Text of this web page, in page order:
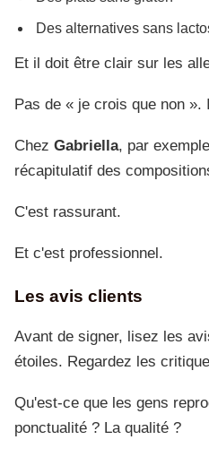
Des alternatives sans
Et il doit être clair sur les
Pas de « je crois que non ».
Chez Gabriella, par
récapitulatif des
C'est rassurant.
Et c'est professionnel.
Les avis clients
Avant de signer, lisez les
étoiles. Regardez les
Qu'est-ce que les gens
ponctualité ? La qualité ?